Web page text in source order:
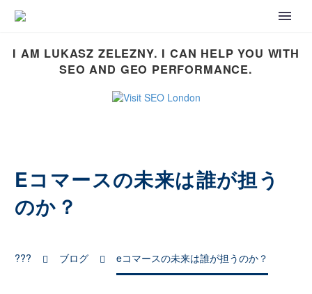
I AM LUKASZ ZELEZNY. I CAN HELP YOU WITH
SEO AND GEO PERFORMANCE.
Eコマースの未来は誰が担う
のか？
??? ブログ eコマースの未来は誰が担うのか？